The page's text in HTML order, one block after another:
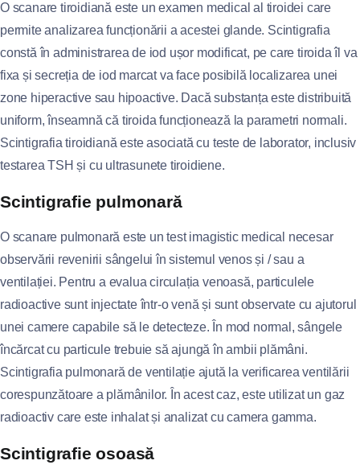
O scanare tiroidiană este un examen medical al tiroidei care
permite analizarea funcționării a acestei glande. Scintigrafia
constă în administrarea de iod ușor modificat, pe care tiroida îl va
fixa și secreția de iod marcat va face posibilă localizarea unei
zone hiperactive sau hipoactive. Dacă substanța este distribuită
uniform, înseamnă că tiroida funcționează la parametri normali.
Scintigrafia tiroidiană este asociată cu teste de laborator, inclusiv
testarea TSH și cu ultrasunete tiroidiene.
Scintigrafie pulmonară
O scanare pulmonară este un test imagistic medical necesar
observării revenirii sângelui în sistemul venos și / sau a
ventilației. Pentru a evalua circulația venoasă, particulele
radioactive sunt injectate într-o venă și sunt observate cu ajutorul
unei camere capabile să le detecteze. În mod normal, sângele
încărcat cu particule trebuie să ajungă în ambii plămâni.
Scintigrafia pulmonară de ventilație ajută la verificarea ventilării
corespunzătoare a plămânilor. În acest caz, este utilizat un gaz
radioactiv care este inhalat și analizat cu camera gamma.
Scintigrafie osoasă